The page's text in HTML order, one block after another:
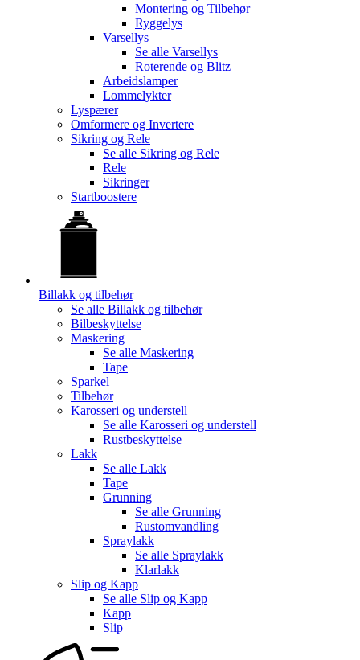
Montering og Tilbehør
Ryggelys
Varsellys
Se alle Varsellys
Roterende og Blitz
Arbeidslamper
Lommelykter
Lyspærer
Omformere og Invertere
Sikring og Rele
Se alle Sikring og Rele
Rele
Sikringer
Startboostere
Billakk og tilbehør
Se alle Billakk og tilbehør
Bilbeskyttelse
Maskering
Se alle Maskering
Tape
Sparkel
Tilbehør
Karosseri og understell
Se alle Karosseri og understell
Rustbeskyttelse
Lakk
Se alle Lakk
Tape
Grunning
Se alle Grunning
Rustomvandling
Spraylakk
Se alle Spraylakk
Klarlakk
Slip og Kapp
Se alle Slip og Kapp
Kapp
Slip